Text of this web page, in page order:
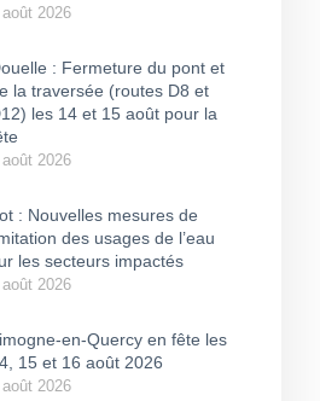
2026
: Fermeture du pont et
la traversée (routes D8 et
les 14 et 15 août pour la
2026
: Nouvelles mesures de
des usages de l’eau
les secteurs impactés
2026
en-Quercy en fête les
15 et 16 août 2026
2026